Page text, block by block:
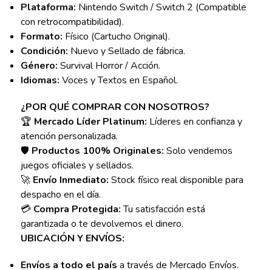
Plataforma: Nintendo Switch / Switch 2 (Compatible
con retrocompatibilidad).
Formato: Físico (Cartucho Original).
Condición: Nuevo y Sellado de fábrica.
Género: Survival Horror / Acción.
Idiomas: Voces y Textos en Español.
¿POR QUÉ COMPRAR CON NOSOTROS?
🏆 Mercado Líder Platinum: Líderes en confianza y
atención personalizada.
🛡️ Productos 100% Originales: Solo vendemos
juegos oficiales y sellados.
🚀 Envío Inmediato: Stock físico real disponible para
despacho en el día.
💳 Compra Protegida:Tu satisfacción está
garantizada o te devolvemos el dinero.
UBICACIÓN Y ENVÍOS:
Envíos a todo el país a través de Mercado Envíos.